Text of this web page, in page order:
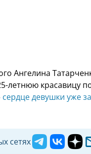
Ангелина
летнюю красавицу
сердце девушки уже
сетях